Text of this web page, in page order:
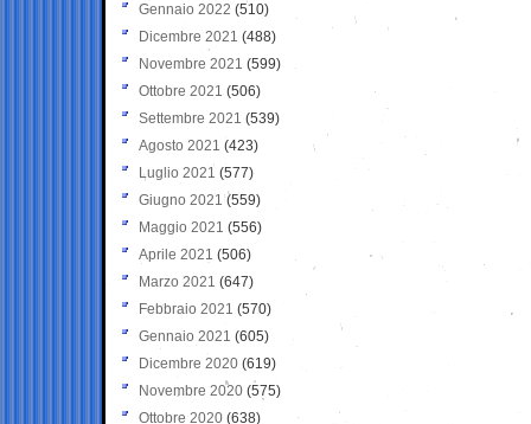
Gennaio 2022 (510)
Dicembre 2021 (488)
Novembre 2021 (599)
Ottobre 2021 (506)
Settembre 2021 (539)
Agosto 2021 (423)
Luglio 2021 (577)
Giugno 2021(559)
Maggio 2021 (556)
Aprile 2021 (506)
Marzo 2021 (647)
Febbraio 2021 (570)
Gennaio 2021 (605)
Dicembre 2020 (619)
Novembre 2020 (575)
Ottobre 2020 (638)